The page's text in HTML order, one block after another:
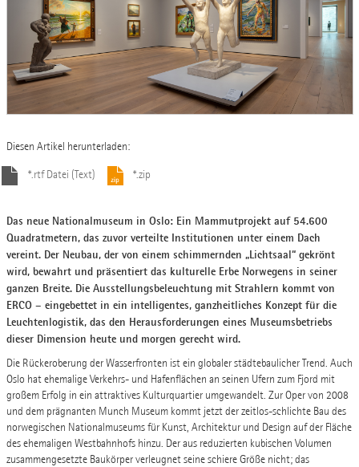
Diesen Artikel herunterladen:
*.rtf Datei (Text) *.zip
Das neue Nationalmuseum in Oslo: Ein Mammutprojekt auf 54.600
Quadratmetern, das zuvor verteilte Institutionen unter einem Dach
vereint. Der Neubau, der von einem schimmernden „Lichtsaal“ gekrönt
wird, bewahrt und präsentiert das kulturelle Erbe Norwegens in seiner
ganzen Breite. Die Ausstellungsbeleuchtung mit Strahlern kommt von
ERCO – eingebettet in ein intelligentes, ganzheitliches Konzept für die
Leuchtenlogistik, das den Herausforderungen eines Museumsbetriebs
dieser Dimension heute und morgen gerecht wird.
Die Rückeroberung der Wasserfronten ist ein globaler städtebaulicher Trend. Auch
Oslo hat ehemalige Verkehrs- und Hafenflächen an seinen Ufern zum Fjord mit
großem Erfolg in ein attraktives Kulturquartier umgewandelt. Zur Oper von 2008
und dem prägnanten Munch Museum kommt jetzt der zeitlos-schlichte Bau des
norwegischen Nationalmuseums für Kunst, Architektur und Design auf der Fläche
des ehemaligen Westbahnhofs hinzu. Der aus reduzierten kubischen Volumen
zusammengesetzte Baukörper verleugnet seine schiere Größe nicht; das